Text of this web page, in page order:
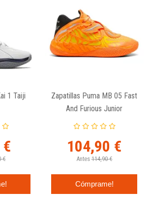
1 Taiji
€
Zapatillas Puma MB 05 Fast
And Furious Junior
104,90 €
Antes 114,90 €
Cómprame!